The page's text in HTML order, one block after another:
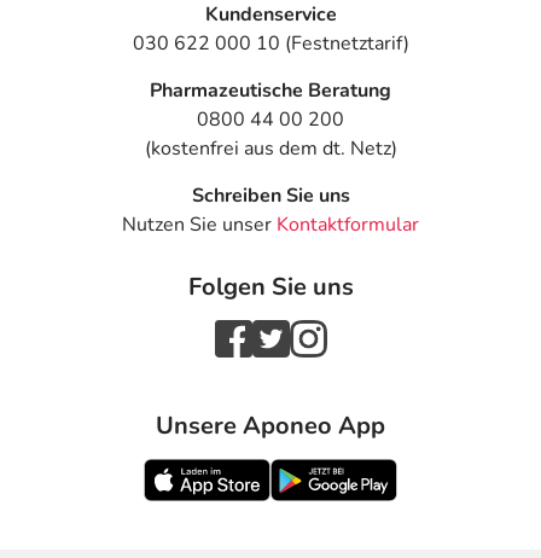
- Wassereinlagerungen (Ödeme)
- Anstieg der Leberwerte
- Infektion der Harnwege
- Unwillkürliche Bewegungen der Gliedmaßen, des
- On-Off-Phänomen
- Verlangsamte Bewegungen
Bemerken Sie eine Befindlichkeitsstörung oder
Veränderung während der Behandlung, wenden Sie sich
Kundenservice
030 622 000 10 (Festnetztarif)
Pharmazeutische Beratung
0800 44 00 200
(kostenfrei aus dem dt. Netz)
Schreiben Sie uns
Nutzen Sie unser Kontaktformular
Folgen Sie uns
Unsere Aponeo App